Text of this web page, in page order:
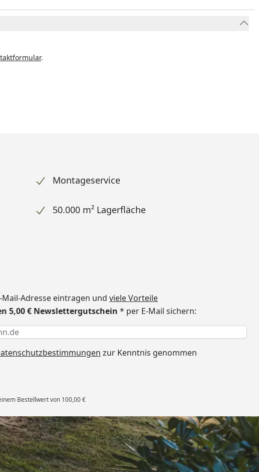
.
Montageservice
50.000 m² Lagerfläche
Mail-Adresse eintragen und viele Vorteile
5,00 € Newslettergutschein * per E-Mail sichern:
zur Kenntnis genommen
Bestellwert von 100,00 €